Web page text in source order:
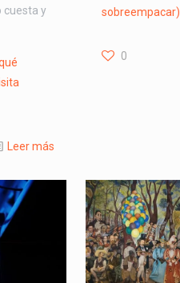
cuesta y
Leer más
sobreempacar)
0